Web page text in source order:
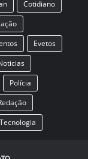
Cotidiano
Evetos
Polícia
Tecnologia